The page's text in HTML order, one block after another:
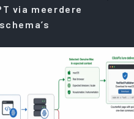
via meerdere